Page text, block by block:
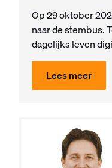
Op 29 oktober
naar de stembus.
dagelijks leven
Lees meer